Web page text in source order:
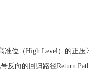
位（High Level）的正
反向的回归路径Return